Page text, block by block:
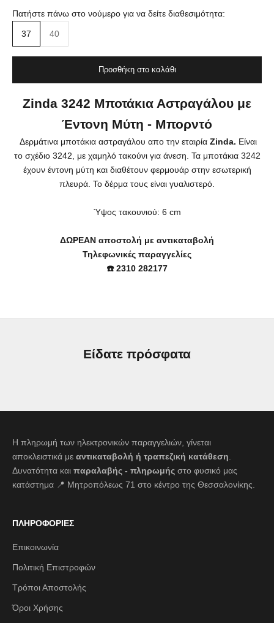
Πατήστε πάνω στο νούμερο για να δείτε διαθεσιμότητα:
37 40
Προσθήκη στο καλάθι
Zinda 3242 Μποτάκια Αστραγάλου με
Έντονη Μύτη - Μπορντό
Δερμάτινα μποτάκια αστραγάλου απο την εταιρία Zinda. Είναι
το σχέδιο 3242, με χαμηλό τακούνι για άνεση. Τα μποτάκια 3242
έχουν έντονη μύτη και διαθέτουν φερμουάρ στην εσωτερική
πλευρά. Το δέρμα τους είναι γυαλιστερό.
Ύψος τακουνιού: 6 cm
ΔΩΡΕΑΝ αποστολή με αντικαταβολή
Τηλεφωνικές παραγγελίες
☎️ 2310 282177
Είδατε πρόσφατα
Η πληρωμή των ηλεκτρονικών παραγγελιών, γίνεται
αποκλειστικά με αντικαταβολή ή τραπεζική κατάθεση
Δυνατότητα και παραλαβής - πληρωμής στο φυσικό μας
κατάστημα 📍 Μητροπόλεως 71 στο κέντρο της Θεσσαλονίκης.
ΠΛΗΡΟΦΟΡΙΕΣ
Επικοινωνία
Πολιτική Επιστροφών
Τρόποι Αποστολής
Όροι Χρήσης